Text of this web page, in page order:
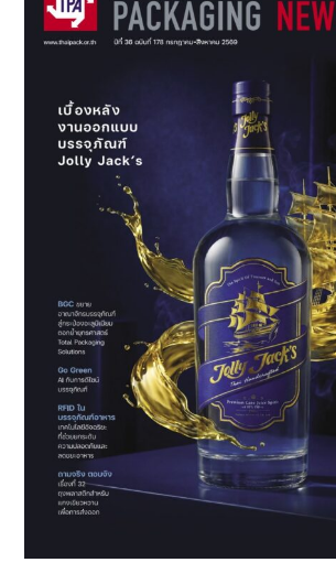
ผล
ด้าน
สุขภาพ
เพิ่ม
ศักยภาพ
การ
แข่งขัน
ใน
งาน
“Life
Expo
2025”